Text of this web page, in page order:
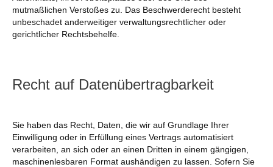
mutmaßlichen Verstoßes zu. Das Beschwerderecht besteht
unbeschadet anderweitiger verwaltungsrechtlicher oder
gerichtlicher Rechtsbehelfe.
Recht auf Datenübertragbarkeit
Sie haben das Recht, Daten, die wir auf Grundlage Ihrer
Einwilligung oder in Erfüllung eines Vertrags automatisiert
verarbeiten, an sich oder an einen Dritten in einem gängigen,
maschinenlesbaren Format aushändigen zu lassen. Sofern Sie